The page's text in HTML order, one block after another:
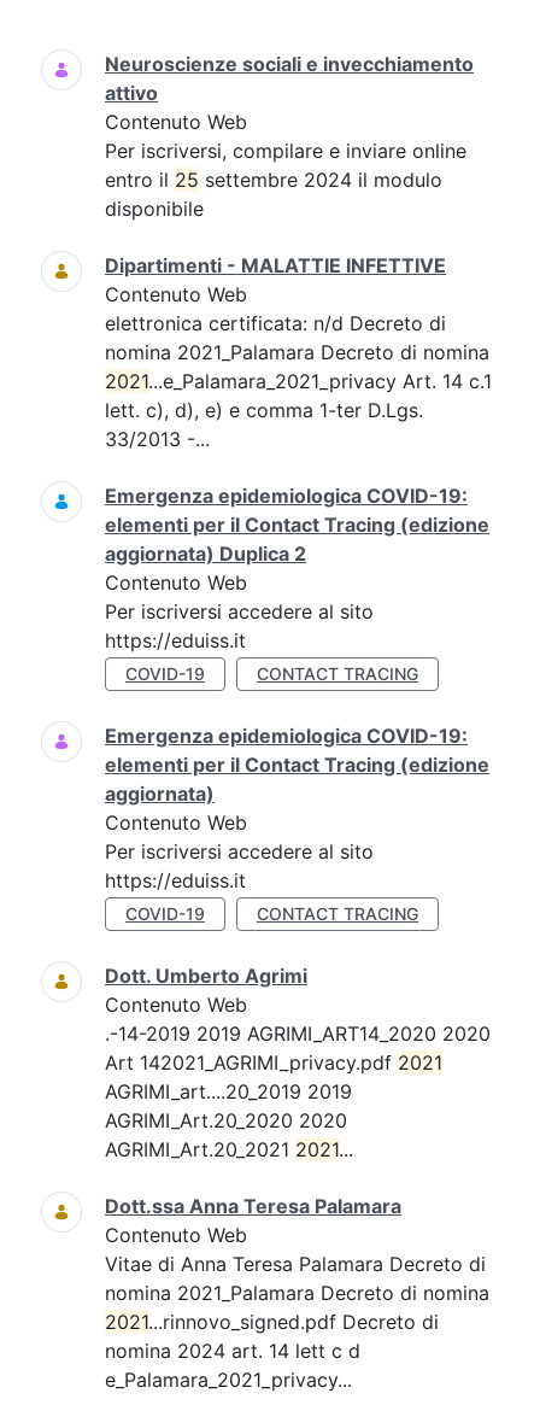
Ricerca
Neuroscienze sociali e invecchiamento
attivo
Contenuto Web
Per iscriversi, compilare e inviare online
entro il 25 settembre 2024 il modulo
disponibile
Dipartimenti - MALATTIE INFETTIVE
Contenuto Web
elettronica certificata: n/d Decreto di
nomina 2021_Palamara Decreto di nomina
2021...e_Palamara_2021_privacy Art. 14 c.1
lett. c), d), e) e comma 1-ter D.Lgs.
33/2013 -...
Emergenza epidemiologica COVID-19:
elementi per il Contact Tracing (edizione
aggiornata) Duplica 2
Contenuto Web
Per iscriversi accedere al sito
https://eduiss.it
COVID-19 CONTACT TRACING
Emergenza epidemiologica COVID-19:
elementi per il Contact Tracing (edizione
aggiornata)
Contenuto Web
Per iscriversi accedere al sito
https://eduiss.it
COVID-19 CONTACT TRACING
Dott. Umberto Agrimi
Contenuto Web
.-14-2019 2019 AGRIMI_ART14_2020 2020
Art 142021_AGRIMI_privacy.pdf 2021
AGRIMI_art....20_2019 2019
AGRIMI_Art.20_2020 2020
AGRIMI_Art.20_2021 2021...
Dott.ssa Anna Teresa Palamara
Contenuto Web
Vitae di Anna Teresa Palamara Decreto di
nomina 2021_Palamara Decreto di nomina
2021...rinnovo_signed.pdf Decreto di
nomina 2024 art. 14 lett c d
e_Palamara_2021_privacy...